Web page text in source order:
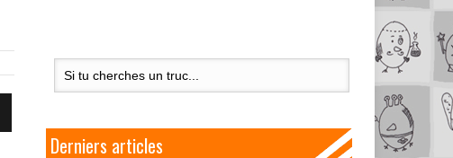
Derniers articles